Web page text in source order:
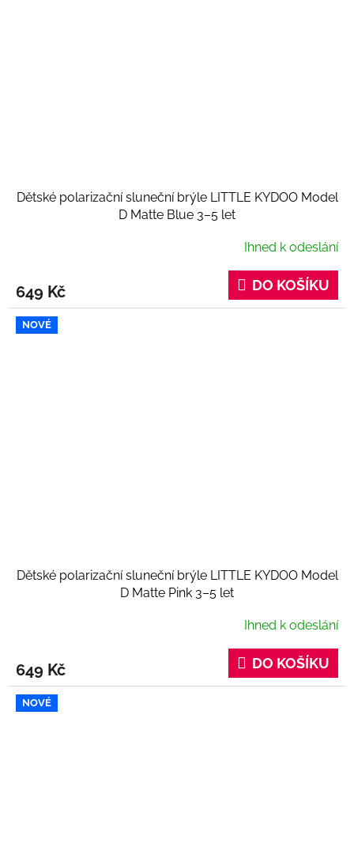
Dětské polarizační sluneční brýle LITTLE KYDOO Model
D Matte Blue 3–5 let
Ihned k odeslání
649 Kč DO KOŠÍKU
NOVÉ
Dětské polarizační sluneční brýle LITTLE KYDOO Model
D Matte Pink 3–5 let
Ihned k odeslání
649 Kč DO KOŠÍKU
NOVÉ